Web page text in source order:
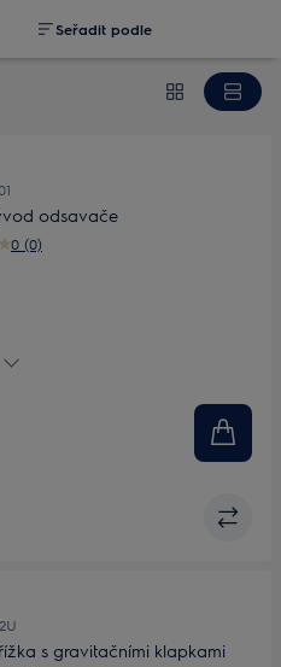
Seřadit podle
0 (0)
odsavače
s gravitačními klapkami